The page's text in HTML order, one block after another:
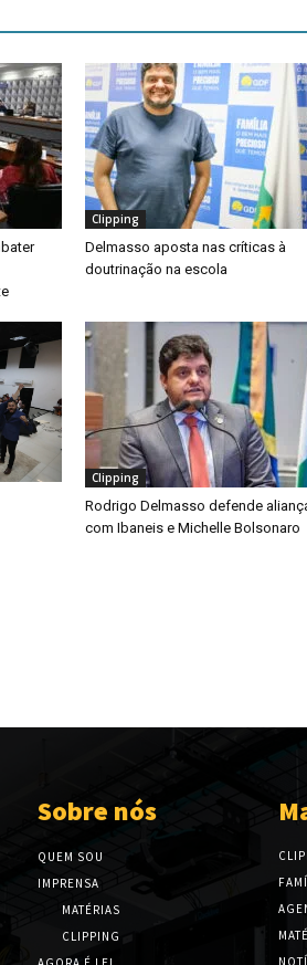
Clipping
Delmasso aposta nas críticas à
doutrinação na escola
Clipping
Rodrigo Delmasso defende
com Ibaneis e Michelle Bolsonaro
Sobre nós
QUEM SOU
IMPRENSA
MATÉRIAS
CLIPPING